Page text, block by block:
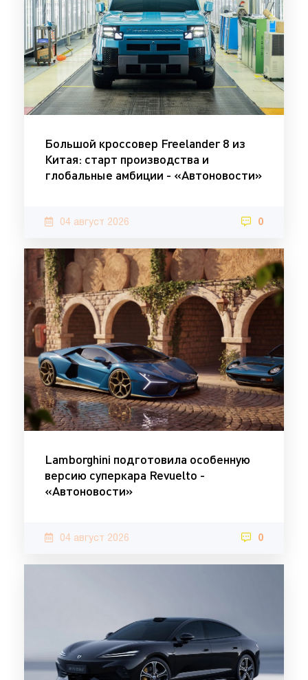
Большой кроссовер Freelander 8 из
Китая: старт производства и
глобальные амбиции - «Автоновости»
04 август 2026 0
Lamborghini подготовила особенную
версию суперкара Revuelto -
«Автоновости»
04 август 2026 0